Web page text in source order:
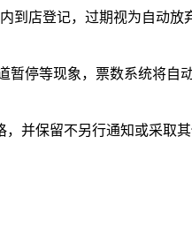
店登记，过期视为自动放
停等现象，票数系统将自
并保留不另行通知或采取其